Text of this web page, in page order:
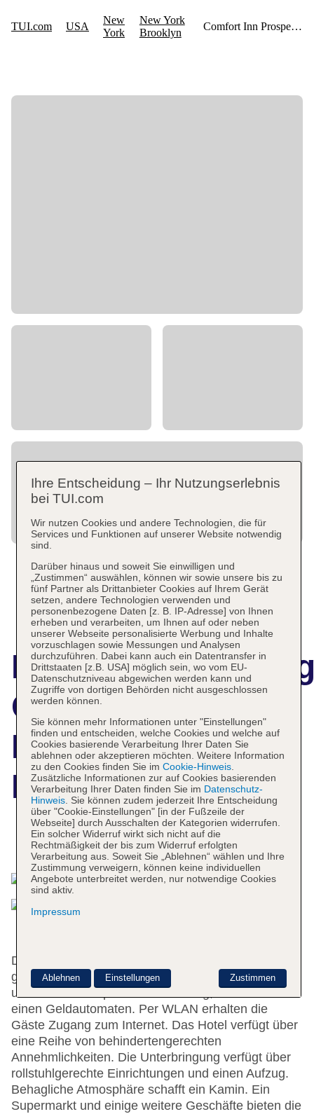
Comfort Inn
Prospect Park-
Brooklyn
Das bietet Ihre Unterkunft
Das freundliche Personal an der Rezeption ist
gerne bei allen Fragen behilflich. Die Einrichtung
umfasst eine Gepäckaufbewahrung, einen Safe und
einen Geldautomaten. Per WLAN erhalten die
Gäste Zugang zum Internet. Das Hotel verfügt über
eine Reihe von behindertengerechten
Annehmlichkeiten. Die Unterbringung verfügt über
rollstuhlgerechte Einrichtungen und einen Aufzug.
Behagliche Atmosphäre schafft ein Kamin. Ein
Supermarkt und einige weitere Geschäfte bieten die
Ihre Entscheidung – Ihr Nutzungserlebnis
bei TUI.com
Wir nutzen Cookies und andere Technologien, die für
Services und Funktionen auf unserer Website notwendig
sind.
Darüber hinaus und soweit Sie einwilligen und
„Zustimmen“ auswählen, können wir sowie unsere bis zu
fünf Partner als Drittanbieter Cookies auf Ihrem Gerät
setzen, andere Technologien verwenden und
personenbezogene Daten [z. B. IP-Adresse] von Ihnen
erheben und verarbeiten, um Ihnen auf oder neben
unserer Webseite personalisierte Werbung und Inhalte
vorzuschlagen sowie Messungen und Analysen
durchzuführen. Dabei kann auch ein Datentransfer in
Drittstaaten [z.B. USA] möglich sein, wo vom EU-
Datenschutzniveau abgewichen werden kann und
Zugriffe von dortigen Behörden nicht ausgeschlossen
werden können.
Sie können mehr Informationen unter "Einstellungen"
finden und entscheiden, welche Cookies und welche auf
Cookies basierende Verarbeitung Ihrer Daten Sie
ablehnen oder akzeptieren möchten. Weitere Information
zu den Cookies finden Sie im Cookie-Hinweis.
Zusätzliche Informationen zur auf Cookies basierenden
Verarbeitung Ihrer Daten finden Sie im Datenschutz-
Hinweis. Sie können zudem jederzeit Ihre Entscheidung
über "Cookie-Einstellungen" [in der Fußzeile der
Webseite] durch Ausschalten der Kategorien widerrufen.
Ein solcher Widerruf wirkt sich nicht auf die
Rechtmäßigkeit der bis zum Widerruf erfolgten
Verarbeitung aus. Soweit Sie „Ablehnen“ wählen und Ihre
Zustimmung verweigern, können keine individuellen
Angebote unterbreitet werden, nur notwendige Cookies
sind aktiv.
Impressum
Zustimmen
Ablehnen Einstellungen